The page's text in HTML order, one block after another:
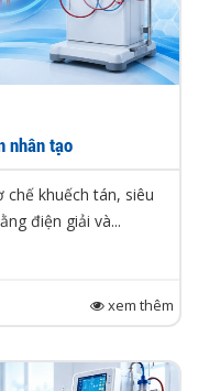
nhân tạo
khuếch tán, siêu
điện giải và...
xem thêm